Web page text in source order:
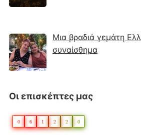
Μια βραδιά γεμάτη
συναίσθημα
Οι επισκέπτες μας
0 6 1 2 2 0